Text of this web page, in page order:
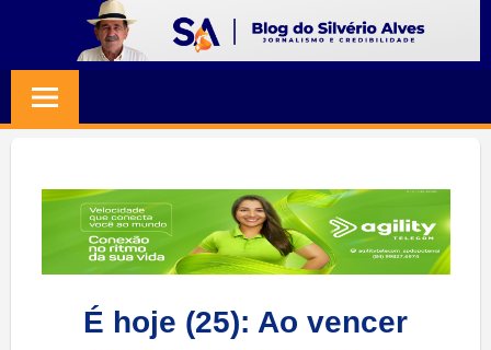
content
SILVERIO
ALVES
Jornalismo
Credibilidade
É hoje (25): Ao vencer